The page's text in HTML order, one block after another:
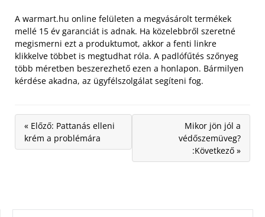
A warmart.hu online felületen a megvásárolt termékek
mellé 15 év garanciát is adnak. Ha közelebbről szeretné
megismerni ezt a produktumot, akkor a fenti linkre
klikkelve többet is megtudhat róla. A padlófűtés szőnyeg
több méretben beszerezhető ezen a honlapon. Bármilyen
kérdése akadna, az ügyfélszolgálat segíteni fog.
« Előző: Pattanás elleni
krém a problémára
Mikor jön jól a
védőszemüveg?
:Következő »